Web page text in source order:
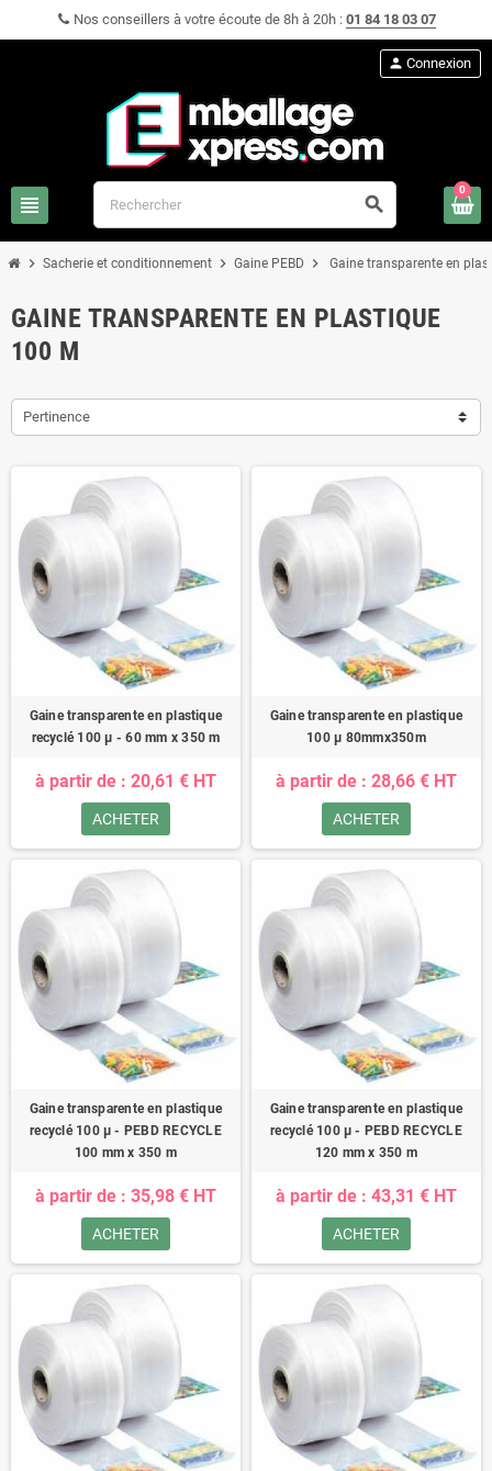
Nos conseillers à votre écoute de 8h à 20h : 01 84 18 03 07
view_headline search
person Connexion
0
chevron_right Sacherie et conditionnement chevron_right Gaine PEBD chevron_right Gaine transparente en
GAINE TRANSPARENTE EN PLASTIQUE
100 Μ
Pertinence
Gaine transparente en plastique
recyclé 100 µ - 60 mm x 350 m
à partir de : 20,61 € HT
ACHETER
Gaine transparente en plastique
100 µ 80mmx350m
à partir de : 28,66 € HT
ACHETER
Gaine transparente en plastique
recyclé 100 µ - PEBD RECYCLE
100 mm x 350 m
à partir de : 35,98 € HT
ACHETER
Gaine transparente en plastique
recyclé 100 µ - PEBD RECYCLE
120 mm x 350 m
à partir de : 43,31 € HT
ACHETER